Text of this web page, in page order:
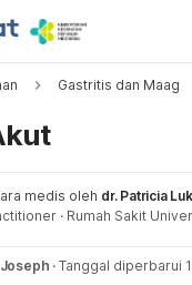
Gastritis dan Maag
medis oleh dr. Patricia
· Rumah Sakit
· Tanggal diperbarui